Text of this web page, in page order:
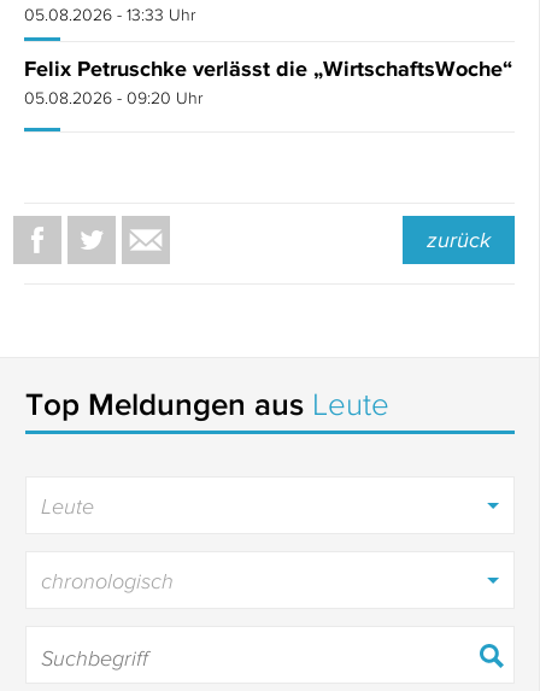
05.08.2026 - 13:33 Uhr
Felix Petruschke verlässt die „WirtschaftsWoche“
05.08.2026 - 09:20 Uhr
zurück
Top Meldungen aus Leute
Leute
chronologisch